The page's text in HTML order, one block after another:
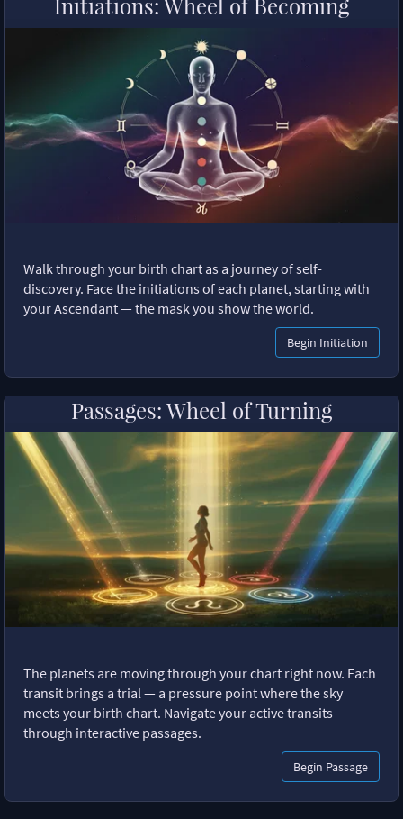
Walk through your birth chart as a journey of self-
discovery. Face the initiations of each planet, starting with
your Ascendant — the mask you show the world.
Begin Initiation
Passages: Wheel of Turning
The planets are moving through your chart right now. Each
transit brings a trial — a pressure point where the sky
meets your birth chart. Navigate your active transits
through interactive passages.
Begin Passage